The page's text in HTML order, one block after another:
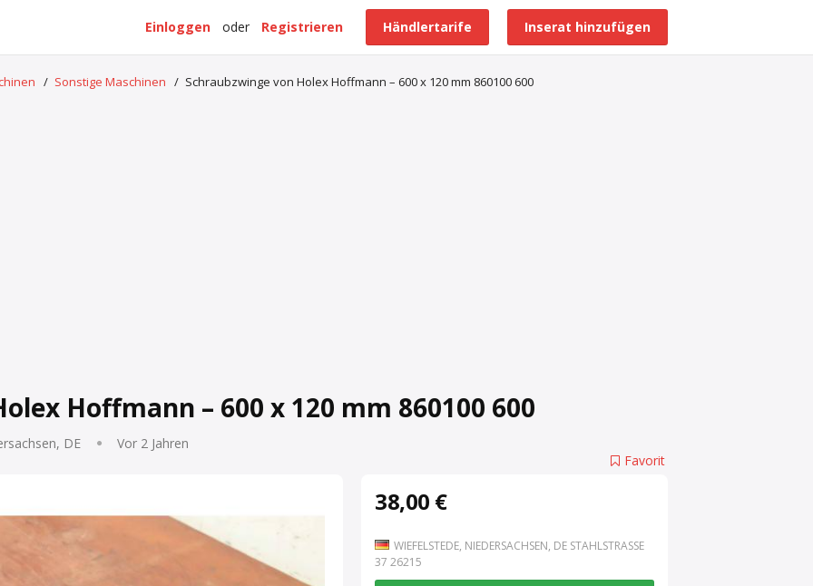
Inserat hinzufügen
Händlertarife
Registrieren
oder
Einloggen
/ Sonstige Maschinen / Schraubzwinge von Holex Hoffmann – 600 x 120 mm 860100 600
Hoffmann – 600 x 120 mm 860100 600
DE Vor 2 Jahren
Favorit
38,00 €
WIEFELSTEDE, NIEDERSACHSEN, DE STAHLSTRASSE 3
7 26215